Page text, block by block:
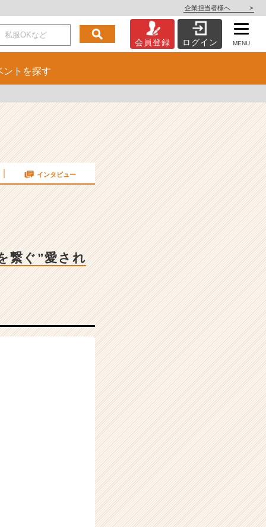
企業担当者様へ >
会員登録 ログイン MENU
ント を探す
インタビュー
繋ぐ”愛され